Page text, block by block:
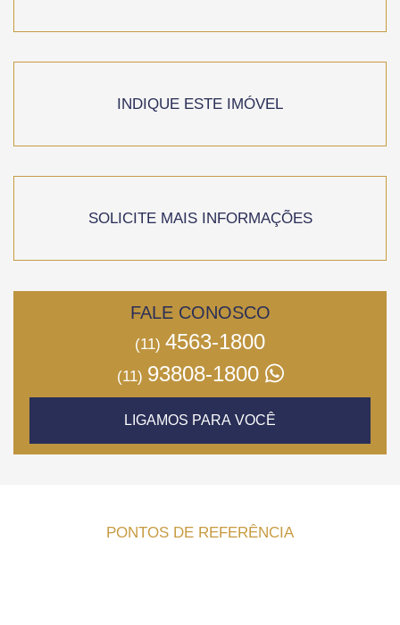
INDIQUE ESTE IMÓVEL
SOLICITE MAIS INFORMAÇÕES
FALE CONOSCO
(11) 4563-1800
(11) 93808-1800
LIGAMOS PARA VOCÊ
PONTOS DE REFERÊNCIA